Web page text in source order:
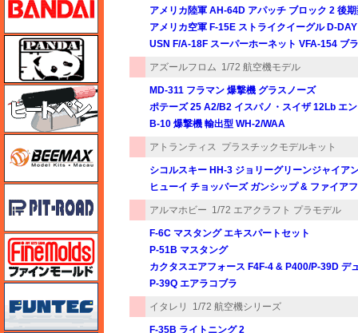
アメリカ陸軍 AH-64D アパッチ ブロック 2 後
アメリカ空軍 F-15E ストライクイーグル D-
USN F/A-18F スーパーホーネット VFA-154 ブ
アズールフロム 1/72 航空機モデル
MD-311 フラマン 爆撃機 グラスノーズ
ポテーズ 25 A2/B2 イスパノ・スイザ 12Lb エ
B-10 爆撃機 輸出型 WH-2/WAA
アトランティス プラスチックモデルキット
シコルスキー HH-3 ジョリーグリーンジャイア
ヒューイ チョッパーズ ガンシップ & ファイア
アルマホビー 1/72 エアクラフト プラモデル
F-6C マスタング エキスパートセット
P-51B マスタング
カクタスエアフォース F4F-4 & P400/P-39D デ
P-39Q エアラコブラ
イタレリ 1/72 航空機シリーズ
F-35B ライトニング 2
パンダホビー
ヒートペン（十和田技研・ブレインファクトリー）
ピットロード
ファインモールド
funtec（ファンテック）